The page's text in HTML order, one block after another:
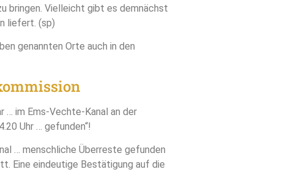
bringen. Vielleicht gibt es demnächst
liefert. (sp)
genannten Orte auch in den
… im Ems-Vechte-Kanal an der
Uhr … gefunden“!
… menschliche Überreste gefunden
Eine eindeutige Bestätigung auf die